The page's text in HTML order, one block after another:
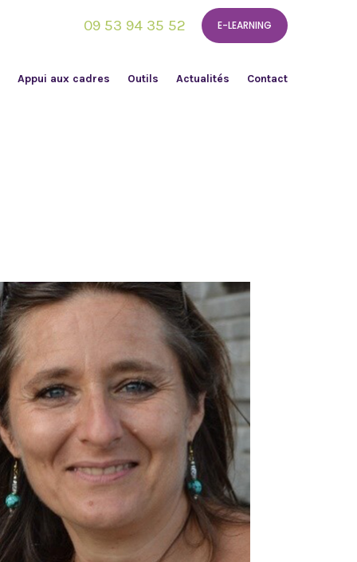
09 53 94 35 52 E-LEARNING
Appui aux cadres Outils Actualités Contact